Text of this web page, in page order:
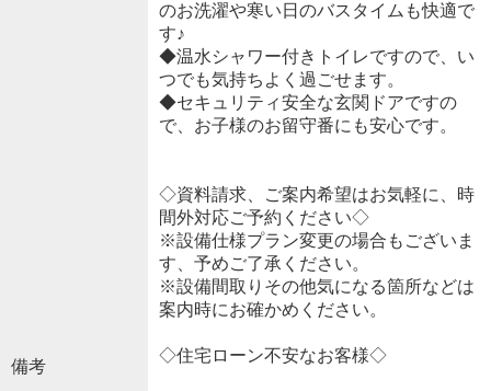
備考
のお洗濯や寒い日のバスタイムも快適で
す♪
◆温水シャワー付きトイレですので、い
つでも気持ちよく過ごせます。
◆セキュリティ安全な玄関ドアですの
で、お子様のお留守番にも安心です。
◇資料請求、ご案内希望はお気軽に、時
間外対応ご予約ください◇
※設備仕様プラン変更の場合もございま
す、予めご了承ください。
※設備間取りその他気になる箇所などは
案内時にお確かめください。
◇住宅ローン不安なお客様◇